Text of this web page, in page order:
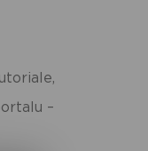
–